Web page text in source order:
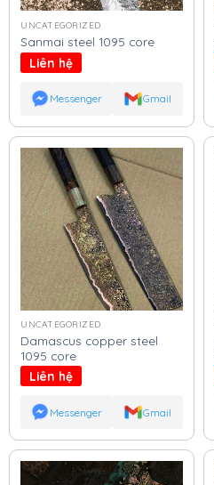
UNCATEGORIZED
Sanmai steel 1095 core
Liên hệ
Messenger Gmail
UNCATEGORIZED
Damascus copper steel
1095 core
Liên hệ
Messenger Gmail